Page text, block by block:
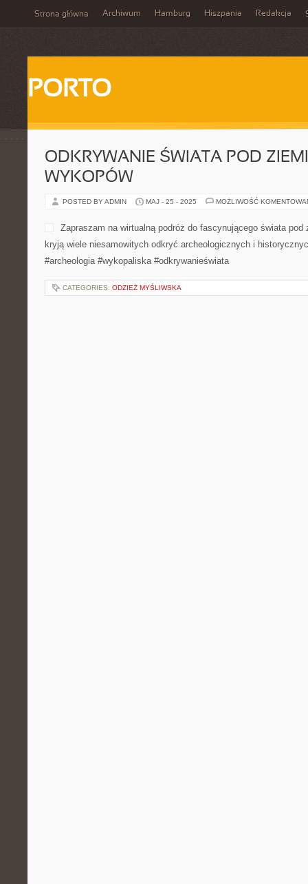
Strona główna Archiwum Hamburg Hiszpania Redakcja
PORTO
ODKRYWANIE ŚWIATA POD
WYKOPÓW
POSTED BY ADMIN MAJ - 25 - 2025 MOŻLIWOŚĆ
Zapraszam na wirtualną podróż do fascynującego świata pod
kryją wiele niesamowitych odkryć archeologicznych i
#archeologia #wykopaliska #odkrywanieświata
CATEGORIES: ODZIEŻ MYŚLIWSKA